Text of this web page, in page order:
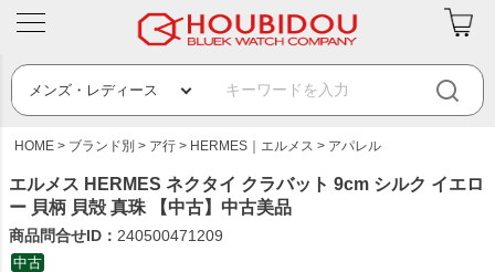
HOME ブランド別 ア行 HERMES｜エルメス アパレル
エルメス HERMES ネクタイ クラバット 9cm シルク イエロ
ー 貝柄 貝殻 真珠 【中古】中古美品
商品問合せID： 240500471209
中古